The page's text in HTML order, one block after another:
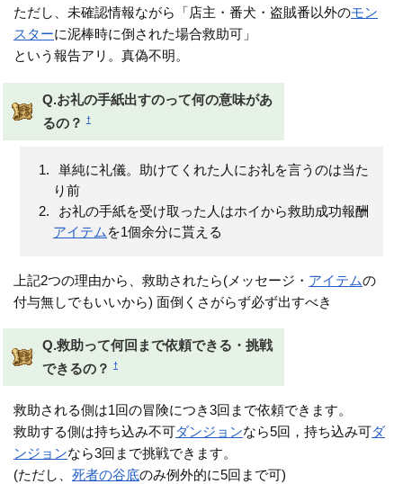
ただし、未確認情報ながら「店主・番犬・盗賊番以外のモン
スターに泥棒時に倒された場合救助可」
という報告アリ。真偽不明。
Q.お礼の手紙出すのって何の意味があ
るの？
†
単純に礼儀。助けてくれた人にお礼を言うのは当た
り前
お礼の手紙を受け取った人はホイから救助成功報酬
アイテム を1個余分に貰える
上記2つの理由から、救助されたら(メッセージ・ アイテムの
付与無しでもいいから) 面倒くさがらず必ず出すべき
Q.救助って何回まで依頼できる・挑戦
できるの？
†
救助される側は1回の冒険につき3回まで依頼できます。
救助する側は持ち込み不可ダンジョンなら5回，持ち込み可ダ
ンジョンなら3回まで挑戦できます。
(ただし、死者の谷底のみ例外的に5回まで可)